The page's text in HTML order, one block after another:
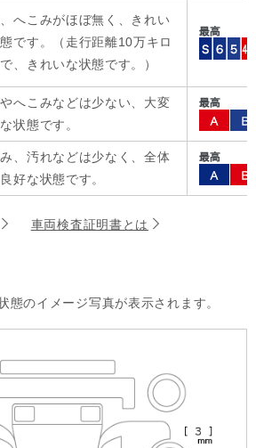
へこみがほぼ無く、きれい
です。（走行距離10万キロ
、きれいな状態です。）
へこみなどは少ない、大変
状態です。
、汚れなどは少なく、全体
好な状態です。
車両検査証明書とは
態のイメージ写真が表示されます。